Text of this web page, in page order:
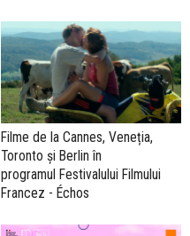
Filme de la Cannes, Veneția,
Toronto și Berlin în
programul Festivalului Filmului
Francez - Échos